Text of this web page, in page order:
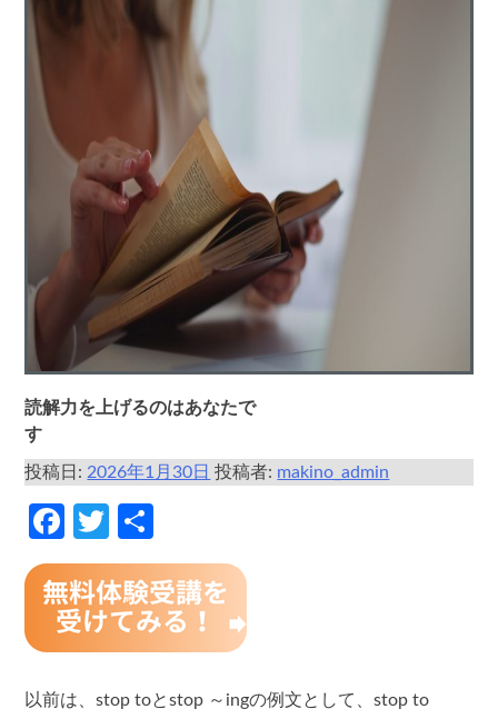
読解力を上げるのはあなたで
す
投稿日:2026年1月30日 投稿者: makino_admin
Facebook
Twitter
有
以前は、stop toとstop ～ingの例文として、stop to